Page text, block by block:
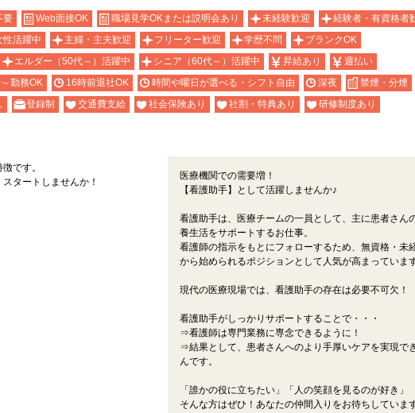
要 Web面接OK 職場見学OKまたは説明会あり 未経験歓迎
経験者・有資格者
性活躍中 主婦・主夫歓迎 フリーター歓迎 学歴不問
ブランクOK
エルダー（50代～）活躍中 シニア（60代～）活躍中 昇給あり
週払い
勤務OK 16時前退社OK 時間や曜日が選べる・シフト自由 深夜
禁煙・分煙
登録制 交通費支給 社会保険あり 社割・特典あり
研修制度あり
です。
タートしませんか！
医療機関での需要増！
【看護助手】として活躍しませんか♪
看護助手は、医療チームの一員として、主に患者さん
養生活をサポートするお仕事。
看護師の指示をもとにフォローするため、無資格・未
から始められるポジションとして人気が高まっていま
現代の医療現場では、看護助手の存在は必要不可欠！
看護助手がしっかりサポートすることで・・・
⇒看護師は専門業務に専念できるように！
⇒結果として、患者さんへのより手厚いケアを実現で
んです。
「誰かの役に立ちたい」「人の笑顔を見るのが好き」
そんな方はぜひ！あなたの仲間入りをお待ちしていま